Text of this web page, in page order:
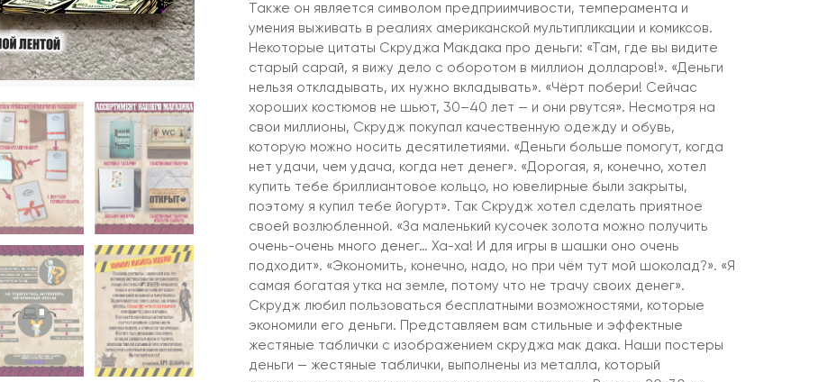
Также он является символом предприимчивости, темперамента и
умения выживать в реалиях американской мультипликации и комиксов.
Некоторые цитаты Скруджа Макдака про деньги: «Там, где вы видите
старый сарай, я вижу дело с оборотом в миллион долларов!». «Деньги
нельзя откладывать, их нужно вкладывать». «Чёрт побери! Сейчас
хороших костюмов не шьют, 30–40 лет — и они рвутся». Несмотря на
свои миллионы, Скрудж покупал качественную одежду и обувь,
которую можно носить десятилетиями. «Деньги больше помогут, когда
нет удачи, чем удача, когда нет денег». «Дорогая, я, конечно, хотел
купить тебе бриллиантовое кольцо, но ювелирные были закрыты,
поэтому я купил тебе йогурт». Так Скрудж хотел сделать приятное
своей возлюбленной. «За маленький кусочек золота можно получить
очень-очень много денег… Ха-ха! И для игры в шашки оно очень
подходит». «Экономить, конечно, надо, но при чём тут мой шоколад?». «Я
самая богатая утка на земле, потому что не трачу своих денег».
Скрудж любил пользоваться бесплатными возможностями, которые
экономили его деньги. Представляем вам стильные и эффектные
жестяные таблички с изображением скруджа мак дака. Наши постеры
деньги — жестяные таблички, выполнены из металла, который